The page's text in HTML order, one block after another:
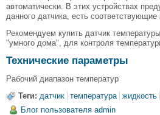
автоматически. В этих устройствах
данного датчика, есть соответствующие
Рекомендуем купить датчик
"умного дома", для контроля
Технические параметры
Рабочий диапазон температур
Теги: датчик температура жидкость
Блог пользователя admin